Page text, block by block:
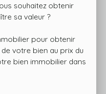
souhaitez obtenir
sa valeur ?
pour obtenir
votre bien au prix du
bien immobilier dans